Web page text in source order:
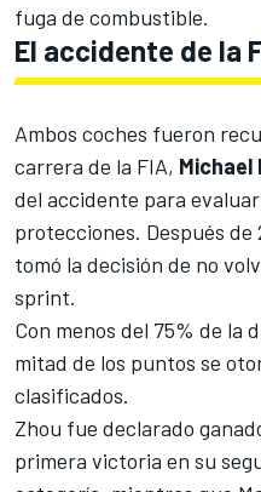
fuga de combustible.
El accidente de la
Ambos coches fueron
carrera de la FIA, Michael
del accidente para
protecciones. Después de
tomó la decisión de no
sprint.
Con menos del 75% de la
mitad de los puntos se
clasificados.
Zhou fue declarado
primera victoria en su